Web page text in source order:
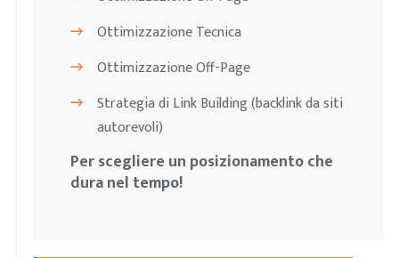
Ottimizzazione Tecnica
Ottimizzazione Off-Page
Strategia di Link Building (backlink da siti
autorevoli)
Per scegliere un posizionamento che
dura nel tempo!